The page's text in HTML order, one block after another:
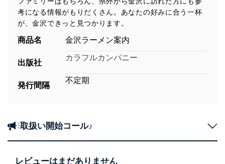
考になる情報がもりだくさん。あなたの好みに合う一杯
が、金沢できっと見つかります。
商品名 金沢ラーメン案内
出版社
カラフルカンパニー
発行間隔
不定期
取扱い開始コール♪
レビューはまだありません